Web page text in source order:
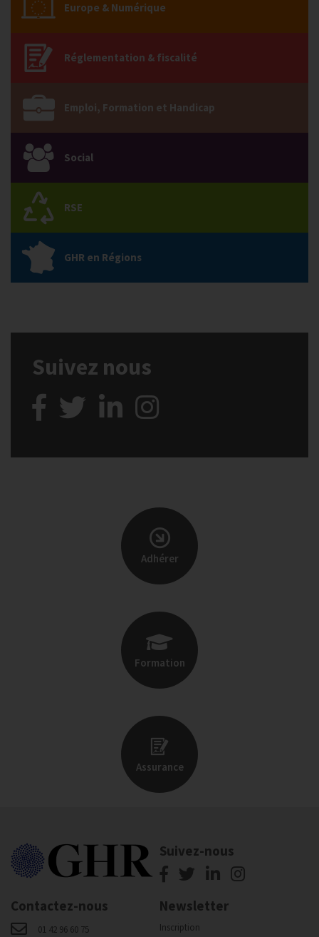
Europe & Numérique
Réglementation & fiscalité
Emploi, Formation et Handicap
Social
RSE
GHR en Régions
Suivez nous
Adhérer
Formation
Assurance
Suivez-nous
Contactez-nous
01 42 96 60 75
Newsletter
Inscription